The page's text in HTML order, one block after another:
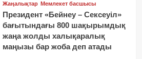
Жаңалықтар Мемлекет басшысы
Президент «Бейнеу – Сексеуіл»
бағытындағы 800 шақырымдық
жаңа жолды халықаралық
маңызы бар жоба деп атады